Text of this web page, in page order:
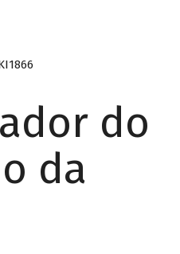
do
da